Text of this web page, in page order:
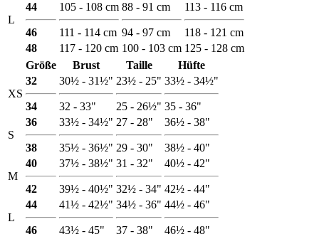
L
44
46
105 - 108 cm
111 - 114 cm
88 - 91 cm
94 - 97 cm
113 - 116 cm
118 - 121 cm
48
117 - 120 cm 100 - 103 cm 125 - 128 cm
Größe
Brust Taille Hüfte
XS
32
34
30½ - 31½"
32 - 33"
23½ - 25"
25 - 26½"
33½ - 34½"
35 - 36"
S
36
38
33½ - 34½"
35½ - 36½"
27 - 28"
29 - 30"
36½ - 38"
38½ - 40"
M
40
42
37½ - 38½"
39½ - 40½"
31 - 32"
32½ - 34"
40½ - 42"
42½ - 44"
L
44
46
41½ - 42½"
43½ - 45"
34½ - 36"
37 - 38"
44½ - 46"
46½ - 48"